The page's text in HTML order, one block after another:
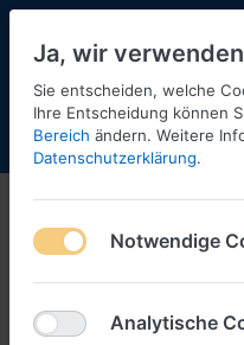
Menü Anmelden
Schlüter
1-1 von
Filtern
Ja, wir
Sie entscheiden, welche
Ihre Entscheidung können
Bereich ändern. Weitere
Datenschutzerklärung.
Notwendige
Analytische